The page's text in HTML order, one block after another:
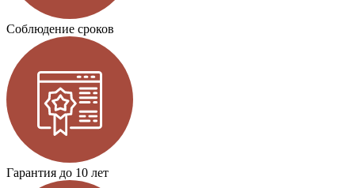
Соблюдение сроков
Гарантия до 10 лет